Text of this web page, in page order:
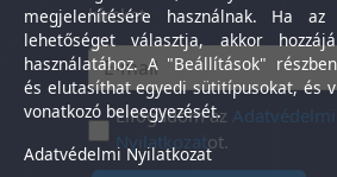
híreket.
Elfogadom azAdatvédelmi
Nyilatkozatot.
megjelenítésére használnak. Ha az
lehetőséget választja, akkor
használatához. A "Beállítások"
és elutasíthat egyedi sütitípusokat, és
vonatkozó beleegyezését.
Adatvédelmi Nyilatkozat